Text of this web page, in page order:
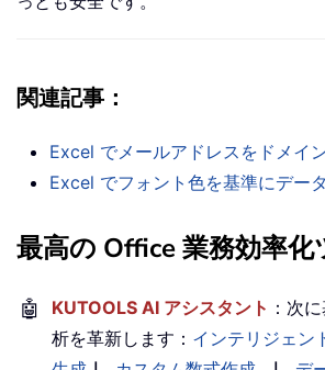
関連記事：
Excel でメールアドレスをドメイ
Excel でフォント色を基準にデー
最高の Office 業務効率化
🤖 KUTOOLS AI アシスタント ：次
析を革新します： インテリジェン